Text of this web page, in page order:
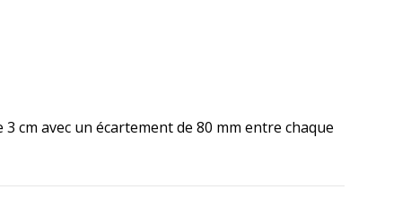
cm avec un écartement de 80 mm entre chaque